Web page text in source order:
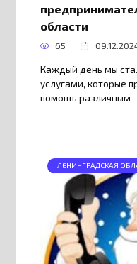
области
65
Каждый день мы
услугами, которые
помощь различным
ЛЕНИНГРАДСКАЯ